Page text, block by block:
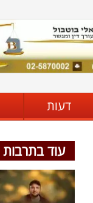
דעות
עוד